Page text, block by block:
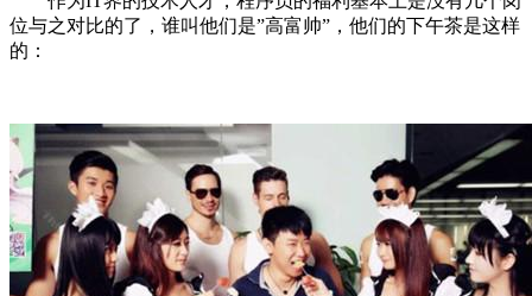
位与之对比的了，谁叫他们是”高富帅”，他们的下午茶是这样
的：